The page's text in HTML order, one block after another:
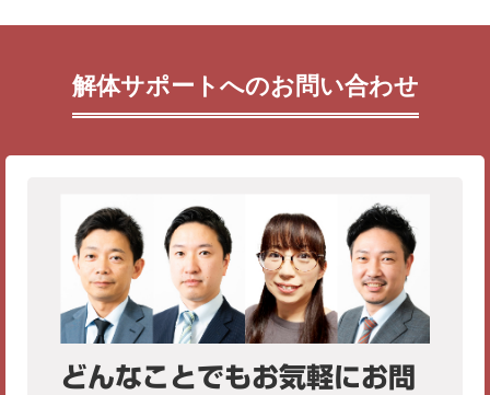
解体サポートへのお問い合わせ
どんなことでもお気軽にお問